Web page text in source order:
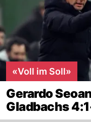
«Voll im Soll»
Gerardo
Gladbachs